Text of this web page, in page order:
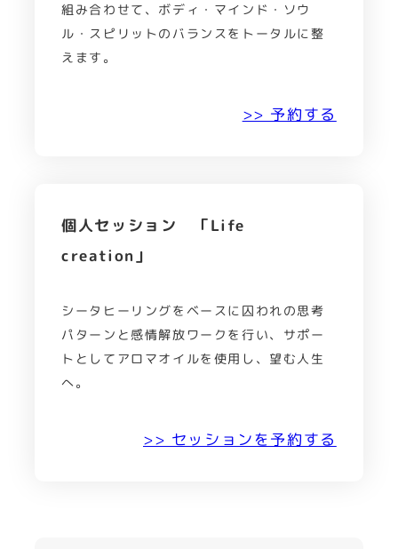
組み合わせて、ボディ・マインド・ソウ
ル・スピリットのバランスをトータルに整
えます。
>> 予約する
個人セッション 「Life
creation」
シータヒーリングをベースに囚われの思考
パターンと感情解放ワークを行い、サポー
トとしてアロマオイルを使用し、望む人生
へ。
>> セッションを予約する